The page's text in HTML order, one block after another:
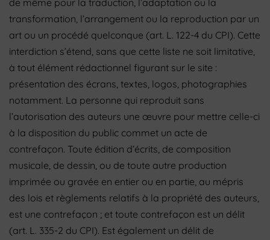
transformation, l’arrangement ou la reproduction par un
art ou un procédé quelconque (art. L. 122-4 du CPI). Cette
interdiction s’étend, sans que cette liste ne soit limitative,
à tout élément rédactionnel figurant sur le site :
présentation des écrans, textes, logos, photographies
notamment. La personne qui reproduit sans
l’autorisation des auteurs une œuvre pour mettre celle-ci
à la disposition du public commet un acte de
contrefaçon. Toute édition d’écrits, de composition
musicale, de dessin, ou de toute autre production
imprimée ou gravée en entier ou en partie, au mépris
des lois et règlements relatifs à la propriété des auteurs,
est une contrefaçon ; et toute contrefaçon est un délit
(art. L. 335-2 du CPI). Est également un délit de